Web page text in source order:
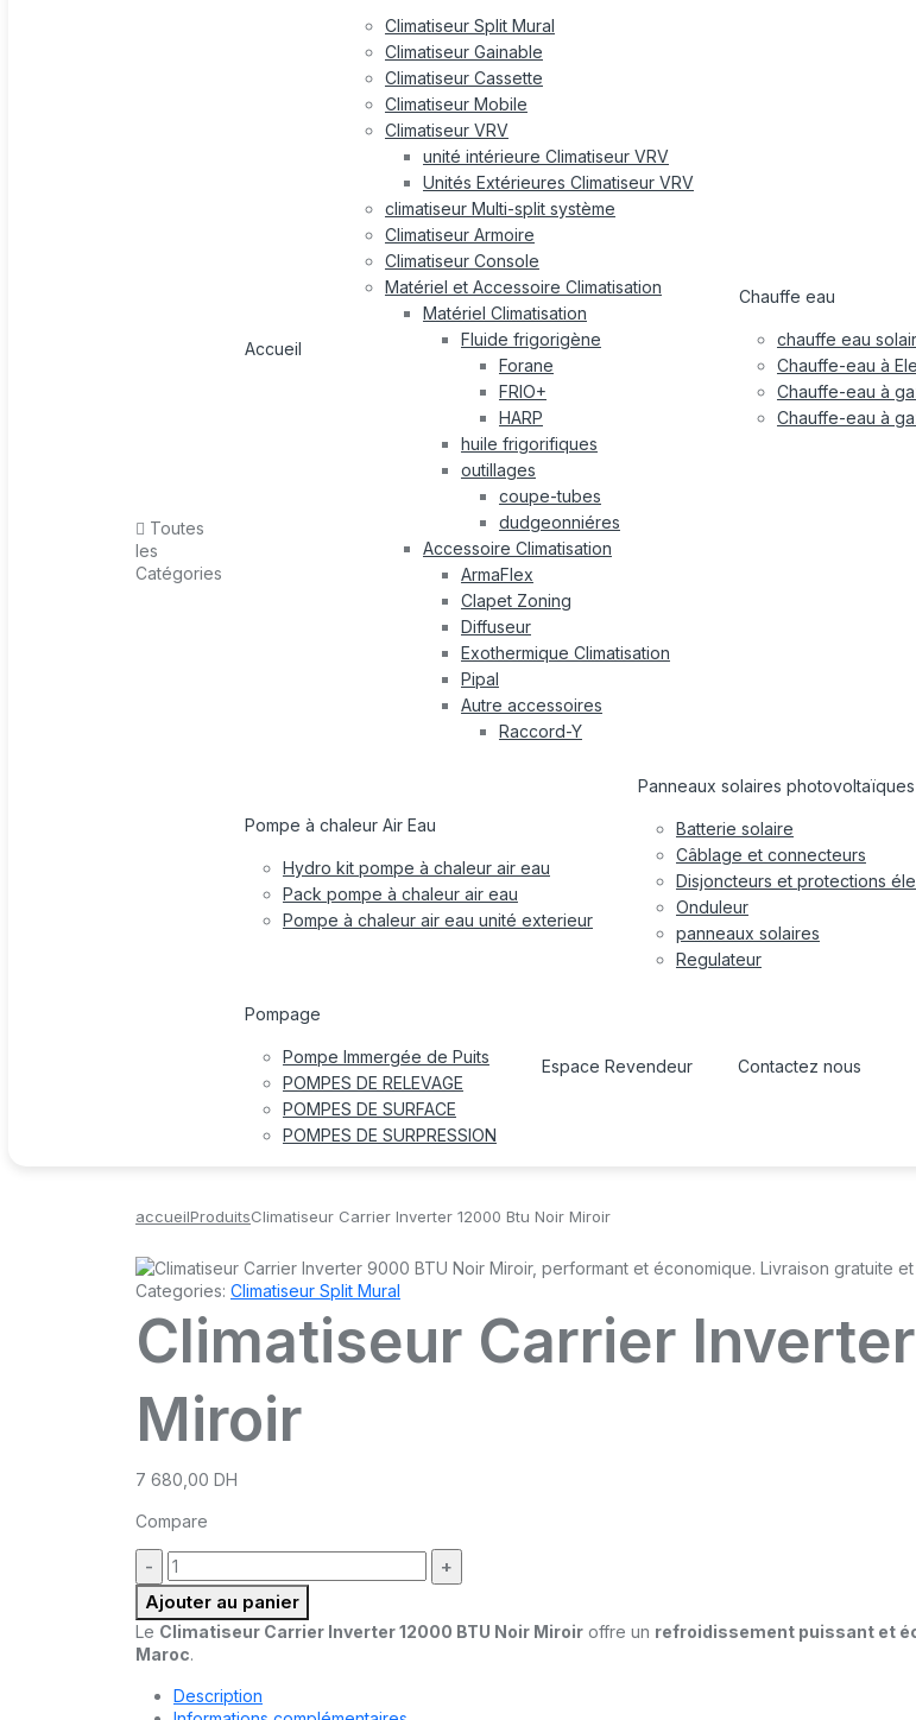
Toutes
les
Catégories
Accueil
Climatiseur Split Mural
Climatiseur Gainable
Climatiseur Cassette
Climatiseur Mobile
Climatiseur VRV
unité intérieure Climatiseur VRV
Unités Extérieures Climatiseur VRV
climatiseur Multi-split système
Climatiseur Armoire
Climatiseur Console
Matériel et Accessoire Climatisation
Matériel Climatisation
Fluide frigorigène
Forane
FRIO+
HARP
huile frigorifiques
outillages
coupe-tubes
dudgeonniéres
Accessoire Climatisation
ArmaFlex
Clapet Zoning
Diffuseur
Exothermique Climatisation
Pipal
Autre accessoires
Raccord-Y
Chauffe eau
chauffe eau
Chauffe-eau à
Chauffe-eau à
Chauffe-eau à
Pompe à chaleur Air Eau
Hydro kit pompe à chaleur air eau
Pack pompe à chaleur air eau
Pompe à chaleur air eau unité exterieur
Panneaux solaires photovoltaïques
Batterie solaire
Câblage et connecteurs
Disjoncteurs et protections
Onduleur
panneaux solaires
Regulateur
Pompage
Pompe Immergée de Puits
POMPES DE RELEVAGE
POMPES DE SURFACE
POMPES DE SURPRESSION
Espace Revendeur Contactez nous
accueilProduitsClimatiseur Carrier Inverter 12000 Btu Noir Miroir
Categories: Climatiseur Split Mural
Climatiseur Carrier
Miroir
7 680,00 DH
Compare
quantité
:
Ajouter au panier
Le Climatiseur Carrier Inverter 12000 BTU Noir Miroir offre un refroidissement puissant et
Maroc.
Description